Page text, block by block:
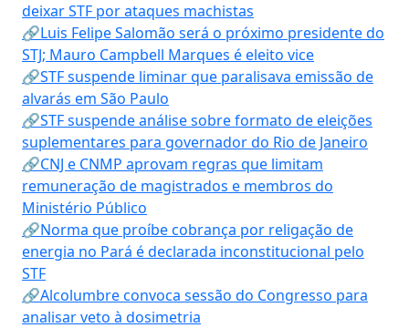
deixar STF por ataques machistas
🔗Luis Felipe Salomão será o próximo presidente do
STJ; Mauro Campbell Marques é eleito vice
🔗STF suspende liminar que paralisava emissão de
alvarás em São Paulo
🔗STF suspende análise sobre formato de eleições
suplementares para governador do Rio de Janeiro
🔗CNJ e CNMP aprovam regras que limitam
remuneração de magistrados e membros do
Ministério Público
🔗Norma que proíbe cobrança por religação de
energia no Pará é declarada inconstitucional pelo
STF
🔗Alcolumbre convoca sessão do Congresso para
analisar veto à dosimetria